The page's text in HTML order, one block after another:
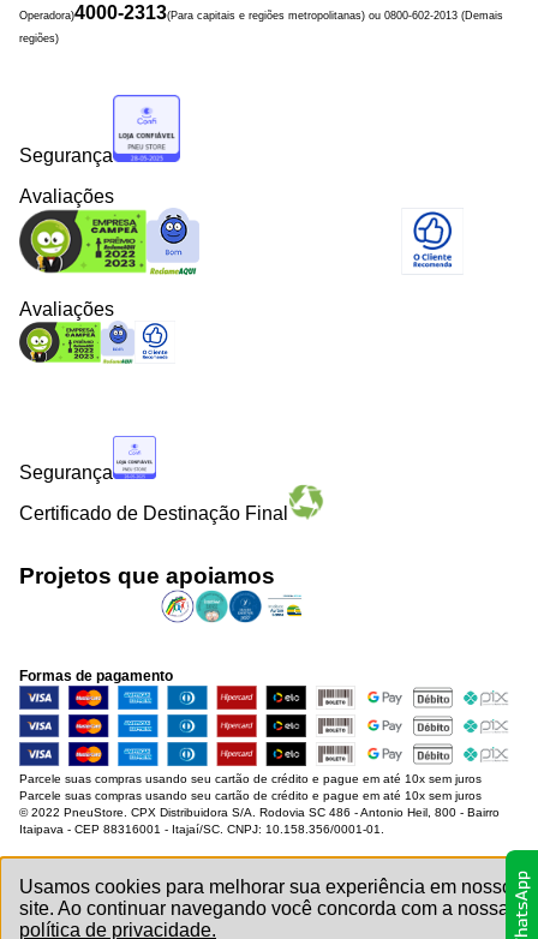
Operadora)4000-2313(Para capitais e regiões metropolitanas) ou 0800-602-2013 (Demais
regiões)
Segurança
Avaliações
Avaliações
Segurança
Certificado de Destinação Final
Projetos que apoiamos
Formas de pagamento
Parcele suas compras usando seu cartão de crédito e pague em até 10x sem juros
Parcele suas compras usando seu cartão de crédito e pague em até 10x sem juros
© 2022 PneuStore. CPX Distribuidora S/A. Rodovia SC 486 - Antonio Heil, 800 - Bairro
Itaipava - CEP 88316001 - Itajaí/SC. CNPJ: 10.158.356/0001-01.
Usamos cookies para melhorar sua experiência em nosso
site. Ao continuar navegando você concorda com a nossa
política de privacidade.